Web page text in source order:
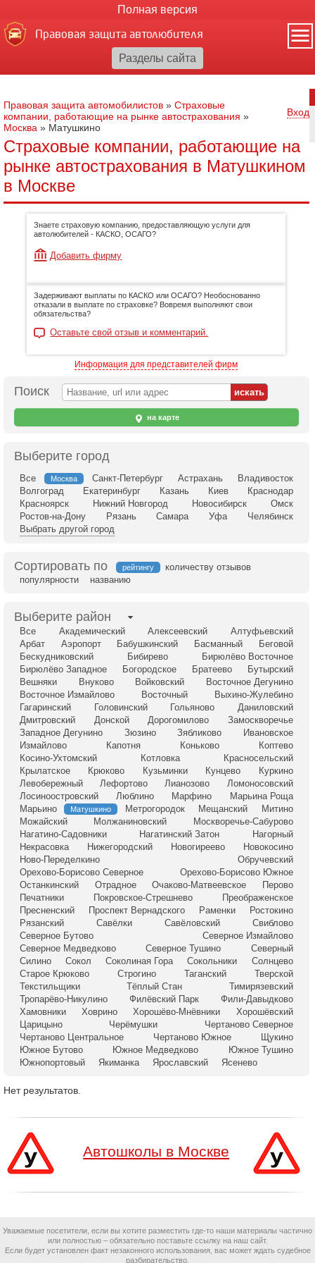
Полная версия
Правовая защита автолюбителя
Правовая защита автомобилистов » Страховые
компании, работающие на рынке автострахования »
Москва » Матушкино
Вход
Страховые компании, работающие на
рынке автострахования в Матушкином
в Москве
Знаете страховую компанию, предоставляющую услуги для
автолюбителей - КАСКО, ОСАГО?
Добавить фирму
Задерживают выплаты по КАСКО или ОСАГО? Необоснованно
отказали в выплате по страховке? Вовремя выполняют свои
обязательства?
Оставьте свой отзыв и комментарий.
Информация для представителей фирм
Поиск
на карте
Выберите город
Все Москва Санкт-Петербург Астрахань
Владивосток
Волгоград
Екатеринбург Казань Киев
Краснодар
Красноярск
Нижний Новгород Новосибирск
Омск
Ростов-на-Дону
Рязань Самара Уфа
Челябинск
Выбрать другой город
Сортировать по рейтингу
количеству отзывов
популярности
названию
Выберите район
Все Академический Алексеевский
Алтуфьевский
Арбат
Аэропорт Бабушкинский Басманный
Беговой
Бескудниковский
Бибирево
Бирюлёво Восточное
Бирюлёво Западное
Богородское Братеево
Бутырский
Вешняки
Внуково Войковский
Восточное Дегунино
Восточное Измайлово
Восточный
Выхино-Жулебино
Гагаринский
Головинский Гольяново
Даниловский
Дмитровский
Донской Дорогомилово
Замоскворечье
Западное Дегунино
Зюзино Зябликово
Ивановское
Измайлово
Капотня Коньково
Коптево
Косино-Ухтомский
Котловка
Красносельский
Крылатское
Крюково Кузьминки Кунцево
Куркино
Левобережный
Лефортово Лианозово
Ломоносовский
Лосиноостровский
Люблино Марфино
Марьина Роща
Марьино
Матушкино Метрогородок Мещанский
Митино
Можайский
Молжаниновский
Москворечье-Сабурово
Нагатино-Садовники
Нагатинский Затон
Нагорный
Некрасовка
Нижегородский Новогиреево
Новокосино
Ново-Переделкино
Обручевский
Орехово-Борисово Северное
Орехово-Борисово Южное
Останкинский
Отрадное Очаково-Матвеевское
Перово
Печатники
Покровское-Стрешнево
Преображенское
Пресненский
Проспект Вернадского Раменки
Ростокино
Рязанский
Савёлки Савёловский
Свиблово
Северное Бутово
Северное Измайлово
Северное Медведково
Северное Тушино
Северный
Силино
Сокол Соколиная Гора Сокольники
Солнцево
Старое Крюково
Строгино Таганский
Тверской
Текстильщики
Тёплый Стан
Тимирязевский
Тропарёво-Никулино
Филёвский Парк
Фили-Давыдково
Хамовники
Ховрино Хорошёво-Мнёвники
Хорошёвский
Царицыно
Черёмушки
Чертаново Северное
Чертаново Центральное
Чертаново Южное
Щукино
Южное Бутово
Южное Медведково
Южное Тушино
Южнопортовый
Якиманка Ярославский Ясенево
Нет результатов.
Автошколы в Москве
Уважаемые посетители, если вы хотите разместить где-то наши материалы частично
или полностью – обязательно поставьте ссылку на наш сайт.
Если будет установлен факт незаконного использования, вас может ждать судебное
разбирательство.